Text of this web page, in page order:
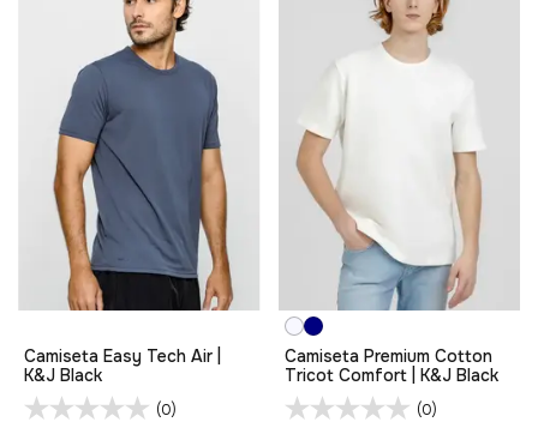
Camiseta Easy Tech Air |
K&J Black
(0)
Camiseta Premium Cotton
Tricot Comfort | K&J Black
(0)